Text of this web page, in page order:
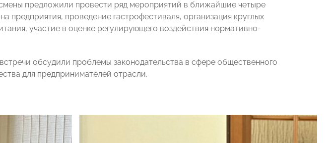
предложили провести ряд мероприятий в ближайшие четыре
предприятия, проведение гастрофестиваля, организация круглых
участие в оценке регулирующего воздействия нормативно-
обсудили проблемы законодательства в сфере общественного
для предпринимателей отрасли.